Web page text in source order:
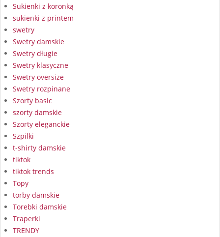
Sukienki z koronką
sukienki z printem
swetry
Swetry damskie
Swetry długie
Swetry klasyczne
Swetry oversize
Swetry rozpinane
Szorty basic
szorty damskie
Szorty eleganckie
Szpilki
t-shirty damskie
tiktok
tiktok trends
Topy
torby damskie
Torebki damskie
Traperki
TRENDY